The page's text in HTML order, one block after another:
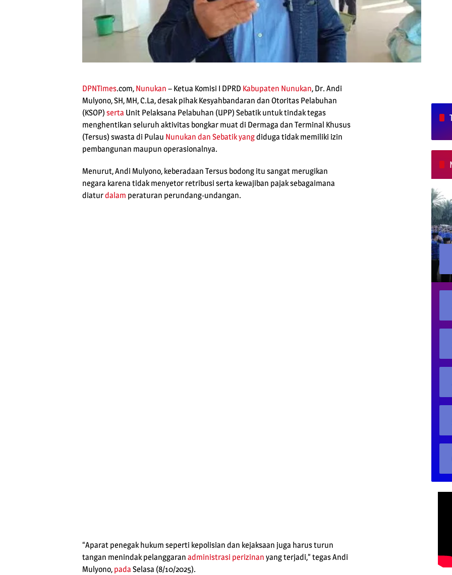
DPNTimes.com, Nunukan – Ketua Komisi I DPRD Kabupaten Nunukan, Dr. Andi
Mulyono, SH, MH, C.La, desak pihak Kesyahbandaran dan Otoritas Pelabuhan
(KSOP) serta Unit Pelaksana Pelabuhan (UPP) Sebatik untuk tindak tegas
menghentikan seluruh aktivitas bongkar muat di Dermaga dan Terminal Khusus
(Tersus) swasta di Pulau Nunukan dan Sebatikyangdiduga tidak memiliki izin
pembangunan maupun operasionalnya.
Menurut, Andi Mulyono, keberadaan Tersus bodong itu sangat merugikan
negara karena tidak menyetor retribusi serta kewajiban pajak sebagaimana
diaturdalam peraturan perundang-undangan.
“Aparat penegak hukum seperti kepolisian dan kejaksaan juga harus turun
tangan menindak pelanggaran administrasi perizinan yang terjadi,” tegas Andi
Mulyono, pada Selasa (8/10/2025).